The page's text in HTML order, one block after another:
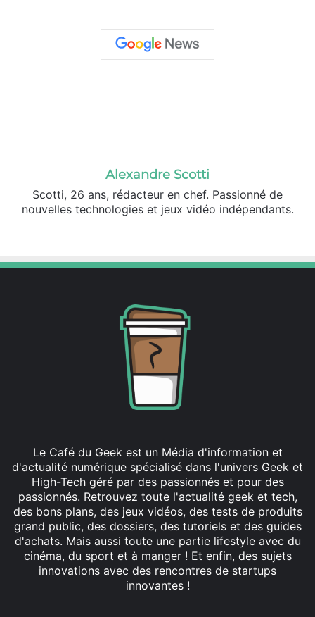
Alexandre Scotti
Scotti, 26 ans, rédacteur en chef. Passionné de
nouvelles technologies et jeux vidéo indépendants.
Le Café du Geek est un Média d'information et
d'actualité numérique spécialisé dans l'univers Geek et
High-Tech géré par des passionnés et pour des
passionnés. Retrouvez toute l'actualité geek et tech,
des bons plans, des jeux vidéos, des tests de produits
grand public, des dossiers, des tutoriels et des guides
d'achats. Mais aussi toute une partie lifestyle avec du
cinéma, du sport et à manger ! Et enfin, des sujets
innovations avec des rencontres de startups
innovantes !